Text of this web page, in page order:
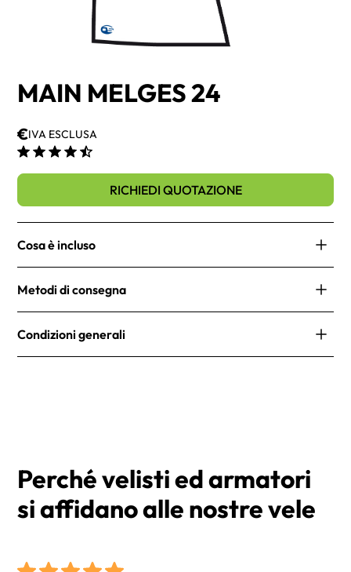
MAIN MELGES 24
€IVA ESCLUSA
RICHIEDI QUOTAZIONE
Cosa è incluso
No items found.
Metodi di consegna
diverse opzioni di consegna per soddisfare le tue
esigenze. Riceverai un numero di tracciamento per
Condizioni generali
Perché velisti ed armatori
si affidano alle nostre vele